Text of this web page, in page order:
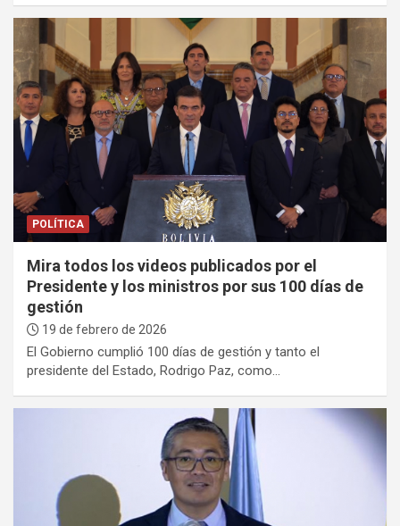
POLÍTICA
Mira todos los videos publicados por el
Presidente y los ministros por sus 100 días de
gestión
19 de febrero de 2026
El Gobierno cumplió 100 días de gestión y tanto el
presidente del Estado, Rodrigo Paz, como…